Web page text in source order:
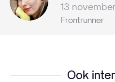
13
Frontrunner
Ook